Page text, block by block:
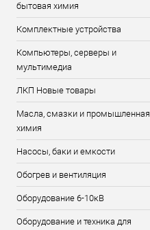
бытовая химия
Комплектные устройства
Компьютеры, серверы и
мультимедиа
ЛКП Новые товары
Масла, смазки и промышленная
химия
Насосы, баки и емкости
Обогрев и вентиляция
Оборудование 6-10кВ
Оборудование и техника для